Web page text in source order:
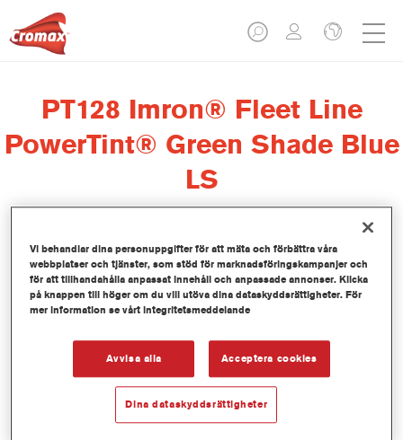
PT128 Imron® Fleet Line
PowerTint® Green Shade Blue
LS
Denna PowerTint-produkt är en koncentrerad,
lösningsmedelsbaserad mixkulör som ingår i topplackserien
Imron Fleet Line.
Produktfunktioner
Vi behandlar dina personuppgifter för att mäta och förbättra våra
webbplatser och tjänster, som stöd för marknadsföringskampanjer och
för att tillhandahålla anpassat innehåll och anpassade annonser. Klicka
på knappen till höger om du vill utöva dina dataskyddsrättigheter. För
mer information se vårt integritetsmeddelande
Avvisa alla Acceptera cookies
Dina dataskyddsrättigheter